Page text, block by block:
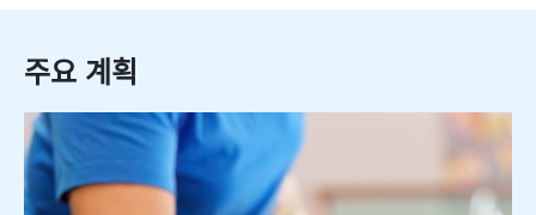
주요 계획